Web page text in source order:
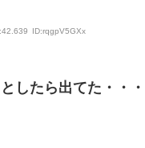
ID:rqgpV5GXx
したら出てた・・・